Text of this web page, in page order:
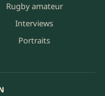
Rugby amateur
Interviews
Portraits